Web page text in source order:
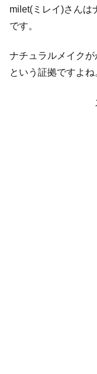
milet(ミレイ)さんは
です。
ナチュラルメイク
という証拠ですよね